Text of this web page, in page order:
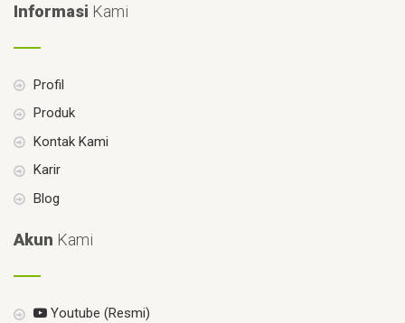
Informasi Kami
Profil
Produk
Kontak Kami
Karir
Blog
Akun Kami
Youtube (Resmi)